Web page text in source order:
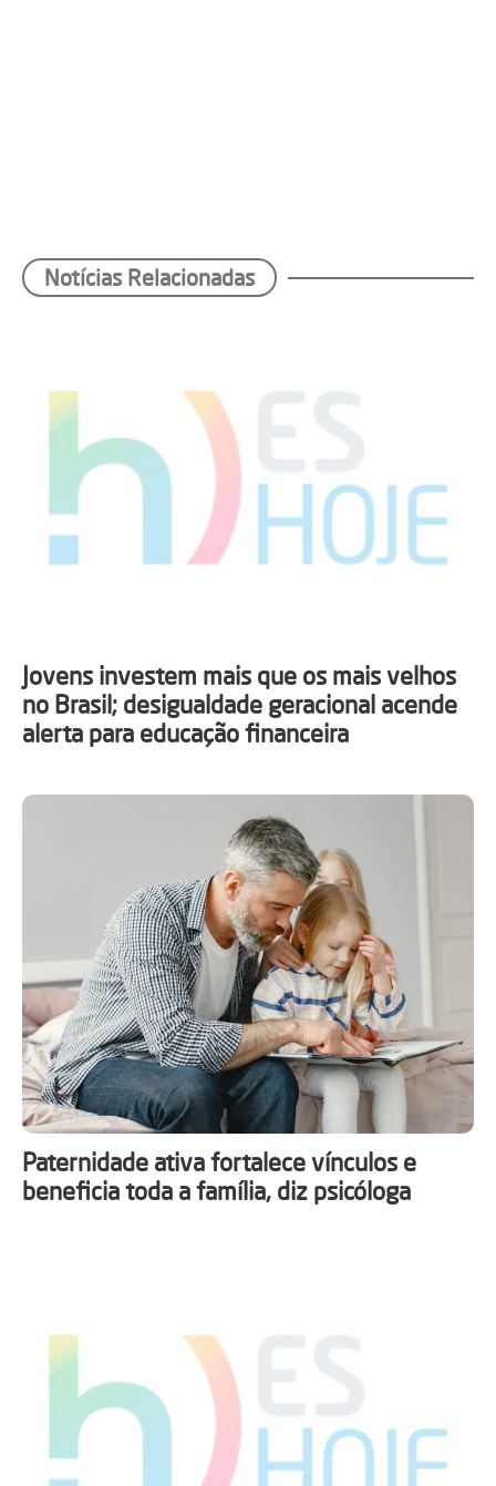
Notícias Relacionadas
Jovens investem mais que os mais velhos
no Brasil; desigualdade geracional acende
alerta para educação financeira
Paternidade ativa fortalece vínculos e
beneficia toda a família, diz psicóloga